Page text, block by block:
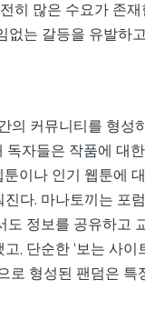
히 많은 수요가 존
는 갈등을 유발하
의 커뮤니티를 형성
자들은 작품에 대
이나 인기 웹툰에
다. 마나토끼는 포
정보를 공유하고
, 단순한 ‘보는 사이
로 형성된 팬덤은